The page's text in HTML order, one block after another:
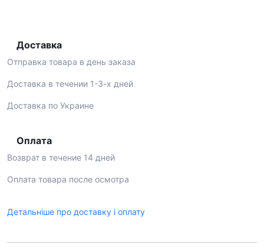
Доставка
Отправка товара в день заказа
Доставка в течении 1-3-х дней
Доставка по Украине
Оплата
Возврат в течение 14 дней
Оплата товара после осмотра
Детальніше про доставку і оплату